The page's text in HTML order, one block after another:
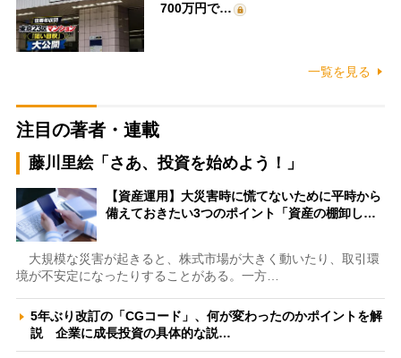
700万円で…
一覧を見る
注目の著者・連載
藤川里絵「さあ、投資を始めよう！」
【資産運用】大災害時に慌てないために平時から
備えておきたい3つのポイント「資産の棚卸し…
大規模な災害が起きると、株式市場が大きく動いたり、取引環
境が不安定になったりすることがある。一方…
5年ぶり改訂の「CGコード」、何が変わったのかポイントを解
説 企業に成長投資の具体的な説…